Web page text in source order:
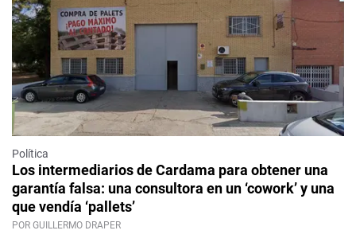
Política
Los intermediarios de Cardama para obtener una
garantía falsa: una consultora en un ‘cowork’ y una
que vendía ‘pallets’
POR GUILLERMO DRAPER